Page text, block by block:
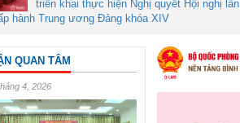
triển khai thực hiện Nghị quyết Hội nghị
hành Trung ương Đảng khóa XIV
QUAN TÂM
4, 2026